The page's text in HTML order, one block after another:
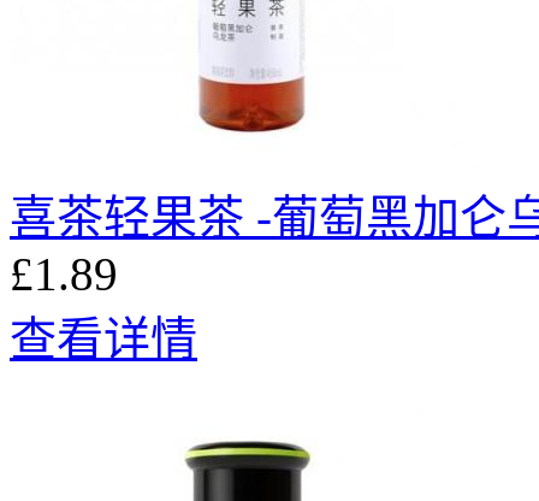
喜茶轻果茶 -葡萄黑加仑
£1.89
查看详情